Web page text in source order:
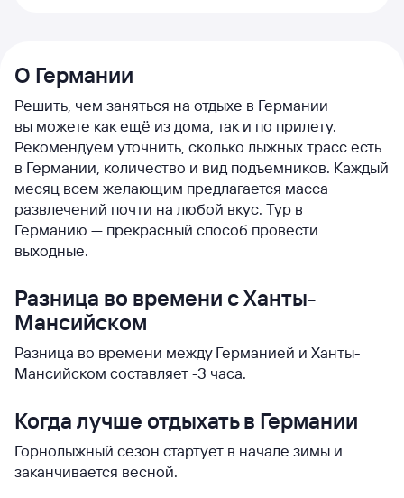
О Германии
Решить, чем заняться на отдыхе в Германии
вы можете как ещё из дома, так и по прилету.
Рекомендуем уточнить, сколько лыжных трасс есть
в Германии, количество и вид подъемников. Каждый
месяц всем желающим предлагается масса
развлечений почти на любой вкус. Тур в
Германию — прекрасный способ провести
выходные.
Разница во времени с Ханты-
Мансийском
Разница во времени между Германией и Ханты-
Мансийском составляет -3 часа.
Когда лучше отдыхать в Германии
Горнолыжный сезон стартует в начале зимы и
заканчивается весной.